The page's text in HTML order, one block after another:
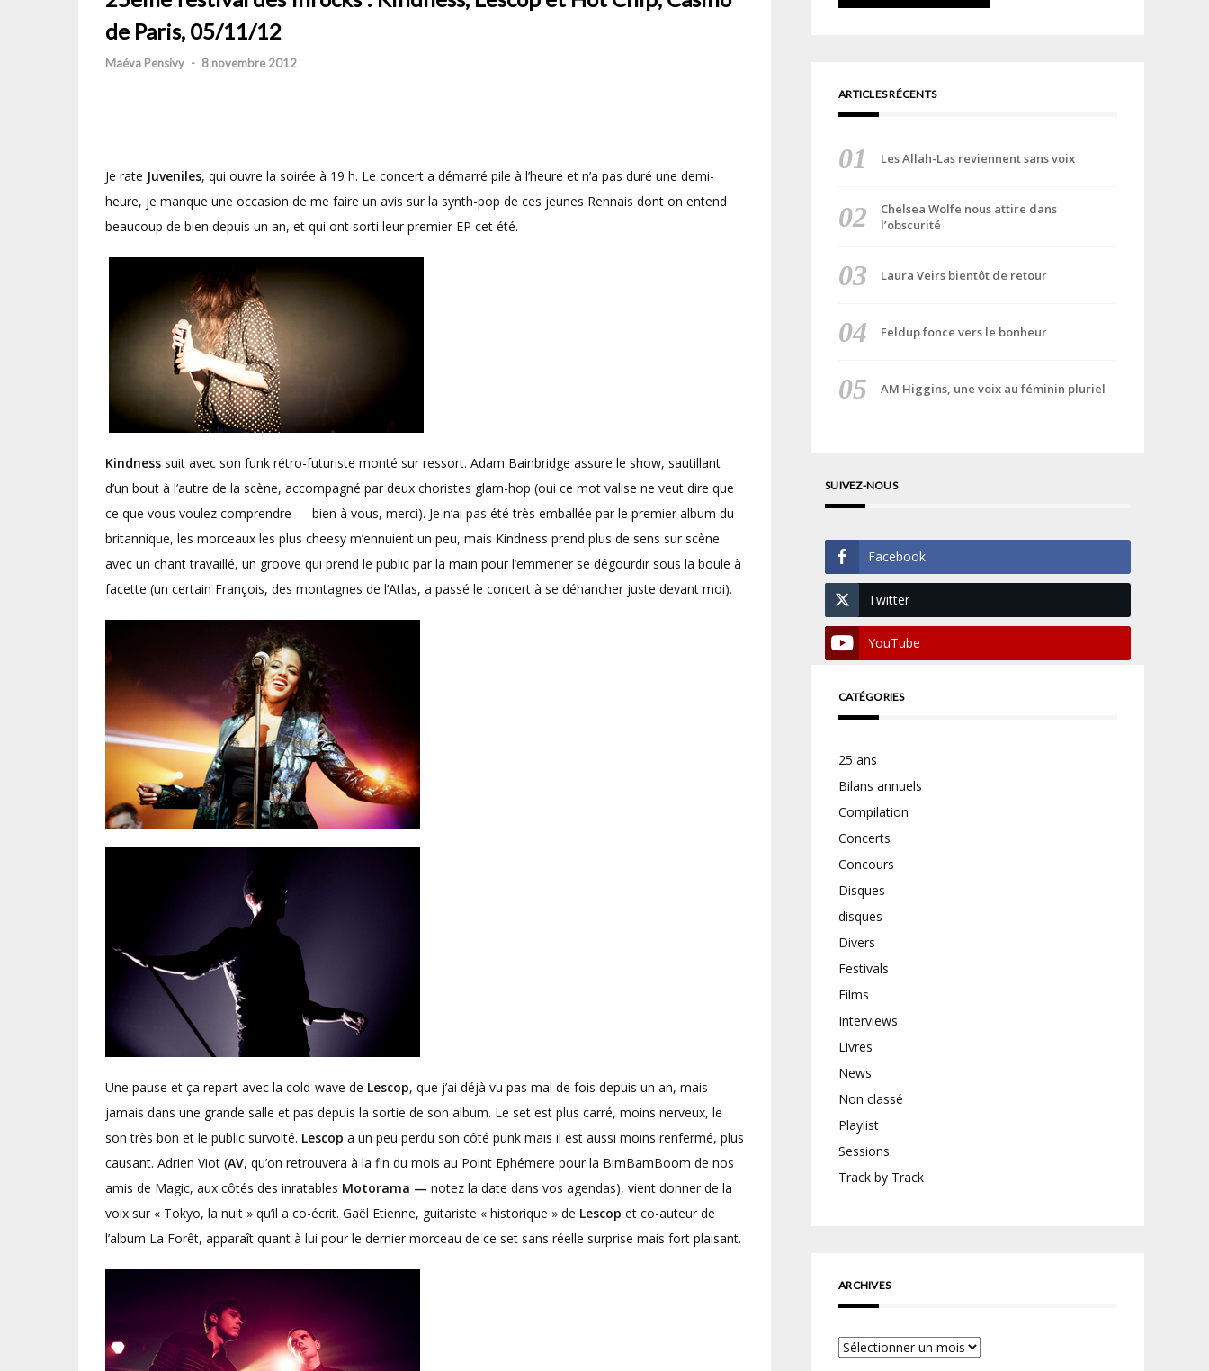
de Paris, 05/11/12
Maéva Pensivy - 8 novembre 2012
Je rate Juveniles, qui ouvre la soirée à 19 h. Le concert a démarré pile à l’heure et n’a pas duré une demi-
heure, je manque une occasion de me faire un avis sur la synth-pop de ces jeunes Rennais dont on entend
beaucoup de bien depuis un an, et qui ont sorti leur premier EP cet été.
Kindness suit avec son funk rétro-futuriste monté sur ressort. Adam Bainbridge assure le show, sautillant
d’un bout à l’autre de la scène, accompagné par deux choristes glam-hop (oui ce mot valise ne veut dire que
ce que vous voulez comprendre — bien à vous, merci). Je n’ai pas été très emballée par le premier album du
britannique, les morceaux les plus cheesy m’ennuient un peu, mais Kindness prend plus de sens sur scène
avec un chant travaillé, un groove qui prend le public par la main pour l’emmener se dégourdir sous la boule à
facette (un certain François, des montagnes de l’Atlas, a passé le concert à se déhancher juste devant moi).
Une pause et ça repart avec la cold-wave de Lescop, que j’ai déjà vu pas mal de fois depuis un an, mais
jamais dans une grande salle et pas depuis la sortie de son album. Le set est plus carré, moins nerveux, le
son très bon et le public survolté. Lescop a un peu perdu son côté punk mais il est aussi moins renfermé, plus
causant. Adrien Viot (AV, qu’on retrouvera à la fin du mois au Point Ephémere pour la BimBamBoom de nos
amis de Magic, aux côtés des inratables Motorama — notez la date dans vos agendas), vient donner de la
voix sur « Tokyo, la nuit » qu’il a co-écrit. Gaël Etienne, guitariste « historique » de Lescop et co-auteur de
l’album La Forêt, apparaît quant à lui pour le dernier morceau de ce set sans réelle surprise mais fort plaisant.
ARTICLES RÉCENTS
Les Allah-Las reviennent sans voix
Chelsea Wolfe nous attire dans
l’obscurité
Laura Veirs bientôt de retour
Feldup fonce vers le bonheur
AM Higgins, une voix au féminin pluriel
SUIVEZ-NOUS
Facebook
Twitter
YouTube
CATÉGORIES
25 ans
Bilans annuels
Compilation
Concerts
Concours
Disques
disques
Divers
Festivals
Films
Interviews
Livres
News
Non classé
Playlist
Sessions
Track by Track
ARCHIVES
Archives